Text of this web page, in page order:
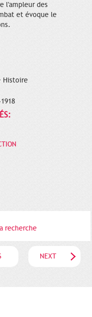
l'ampleur des
et évoque le
Histoire
recherche
NEXT